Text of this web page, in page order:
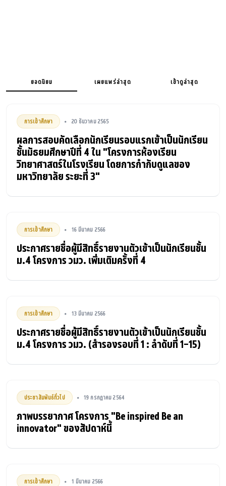
ยอดนิยม เผยแพร่ล่าสุด เข้าดูล่าสุด
การเข้าศึกษา • 20 ธันวาคม 2565
ผลการสอบคัดเลือกนักเรียนรอบแรกเข้าเป็นนักเรียน
ชั้นมัธยมศึกษาปีที่ 4 ใน "โครงการห้องเรียน
วิทยาศาสตร์ในโรงเรียน โดยการกำกับดูแลของ
มหาวิทยาลัย ระยะที่ 3"
การเข้าศึกษา • 16 มีนาคม 2566
ประกาศรายชื่อผู้มีสิทธิ์รายงานตัวเข้าเป็นนักเรียนชั้น
ม.4 โครงการ วมว. เพิ่มเติมครั้งที่ 4
การเข้าศึกษา • 13 มีนาคม 2566
ประกาศรายชื่อผู้มีสิทธิ์รายงานตัวเข้าเป็นนักเรียนชั้น
ม.4 โครงการ วมว. (สำรองรอบที่ 1 : ลำดับที่ 1-15)
ประชาสัมพันธ์ทั่วไป • 19 กรกฎาคม 2564
ภาพบรรยากาศ โครงการ "Be inspired Be an
innovator" ของสัปดาห์นี้
การเข้าศึกษา • 1 มีนาคม 2566